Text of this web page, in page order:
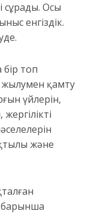
сұрады. Осы
енгіздік.
топ
жылумен қамту
үйлерін,
жергілікті
және
барынша